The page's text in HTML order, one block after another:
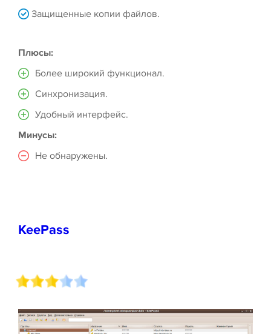
Защищенные копии файлов.
Плюсы:
Более широкий функционал.
Синхронизация.
Удобный интерфейс.
Минусы:
Не обнаружены.
KeePass